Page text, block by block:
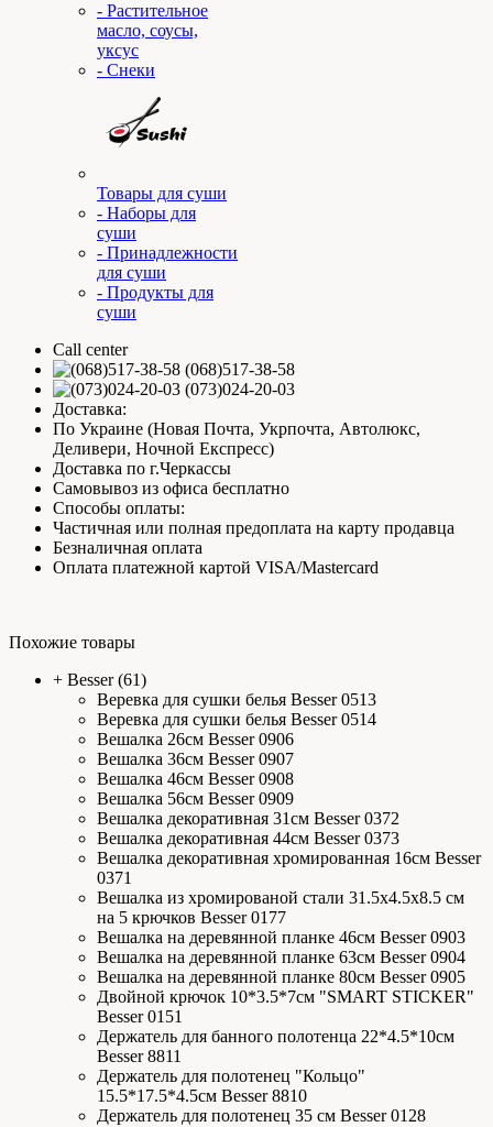
- Растительное
масло, соусы,
уксус
- Снеки
Товары для суши
- Наборы для
суши
- Принадлежности
для суши
- Продукты для
суши
Call center
(068)517-38-58
(073)024-20-03
Доставка:
По Украине (Новая Почта, Укрпочта, Автолюкс,
Деливери, Ночной Експресс)
Доставка по г.Черкассы
Самовывоз из офиса бесплатно
Способы оплаты:
Частичная или полная предоплата на карту продавца
Безналичная оплата
Оплата платежной картой VISA/Mastercard
Похожие товары
+ Besser(61)
Веревка для сушки белья Besser 0513
Веревка для сушки белья Besser 0514
Вешалка 26см Besser 0906
Вешалка 36см Besser 0907
Вешалка 46см Besser 0908
Вешалка 56см Besser 0909
Вешалка декоративная 31см Besser 0372
Вешалка декоративная 44см Besser 0373
Вешалка декоративная хромированная 16см Besser
0371
Вешалка из хромированой стали 31.5х4.5х8.5 см
на 5 крючков Besser 0177
Вешалка на деревянной планке 46см Besser 0903
Вешалка на деревянной планке 63см Besser 0904
Вешалка на деревянной планке 80см Besser 0905
Двойной крючок 10*3.5*7см "SMART STICKER"
Besser 0151
Держатель для банного полотенца 22*4.5*10см
Besser 8811
Держатель для полотенец "Кольцо"
15.5*17.5*4.5см Besser 8810
Держатель для полотенец 35 см Besser 0128